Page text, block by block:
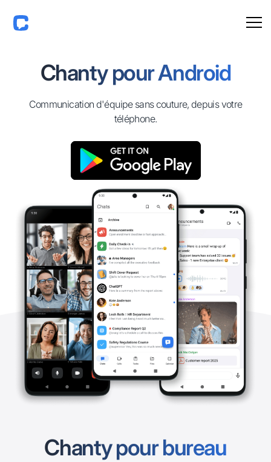
Chanty pour Android
Communication d'équipe sans couture, depuis votre
téléphone.
Chanty pour bureau